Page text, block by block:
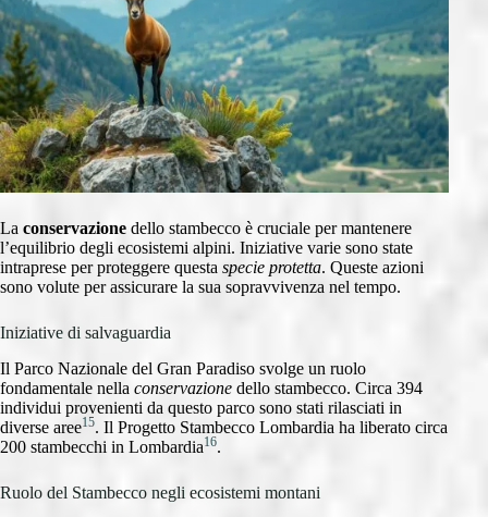
La conservazione dello stambecco è cruciale per mantenere
l’equilibrio degli ecosistemi alpini. Iniziative varie sono state
intraprese per proteggere questa specie protetta. Queste azioni
sono volute per assicurare la sua sopravvivenza nel tempo.
Iniziative di salvaguardia
Il Parco Nazionale del Gran Paradiso svolge un ruolo
fondamentale nella conservazione dello stambecco. Circa 394
individui provenienti da questo parco sono stati rilasciati in
diverse aree15. Il Progetto Stambecco Lombardia ha liberato circa
200 stambecchi in Lombardia16.
Ruolo del Stambecco negli ecosistemi montani